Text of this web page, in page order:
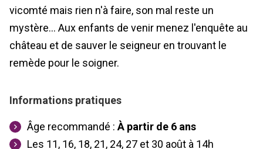
vicomté mais rien n'à faire, son mal reste un
mystère... Aux enfants de venir menez l'enquête au
château et de sauver le seigneur en trouvant le
remède pour le soigner.
Informations pratiques
Âge recommandé : À partir de 6 ans
Les 11, 16, 18, 21, 24, 27 et 30 août à 14h